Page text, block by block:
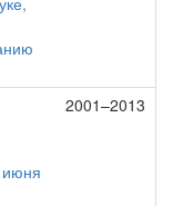
июня
2001–2013